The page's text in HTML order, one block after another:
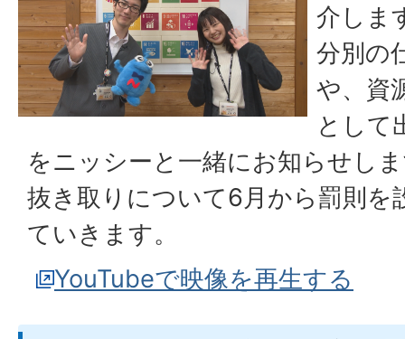
介しま
分別の
や、資
として
をニッシーと一緒にお知らせし
抜き取りについて6月から罰則を
ていきます。
YouTubeで映像を再生する